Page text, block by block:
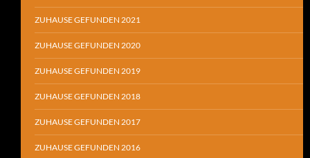
ZUHAUSE GEFUNDEN 2021
ZUHAUSE GEFUNDEN 2020
ZUHAUSE GEFUNDEN 2019
ZUHAUSE GEFUNDEN 2018
ZUHAUSE GEFUNDEN 2017
ZUHAUSE GEFUNDEN 2016